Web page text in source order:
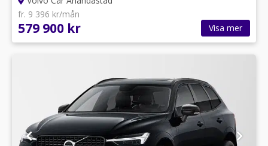
fr. 9 396 kr/mån
579 900 kr Visa mer